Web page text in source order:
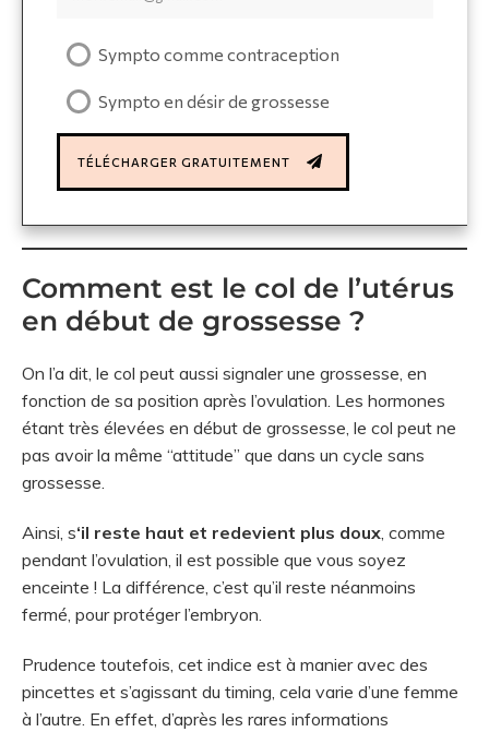
Sympto comme contraception
Sympto en désir de grossesse
TÉLÉCHARGER GRATUITEMENT
Comment est le col de l’utérus
en début de grossesse ?
On l’a dit, le col peut aussi signaler une grossesse, en
fonction de sa position après l’ovulation. Les hormones
étant très élevées en début de grossesse, le col peut ne
pas avoir la même “attitude” que dans un cycle sans
grossesse.
Ainsi, s‘il reste haut et redevient plus doux, comme
pendant l’ovulation, il est possible que vous soyez
enceinte ! La différence, c’est qu’il reste néanmoins
fermé, pour protéger l’embryon.
Prudence toutefois, cet indice est à manier avec des
pincettes et s’agissant du timing, cela varie d’une femme
à l’autre. En effet, d’après les rares informations